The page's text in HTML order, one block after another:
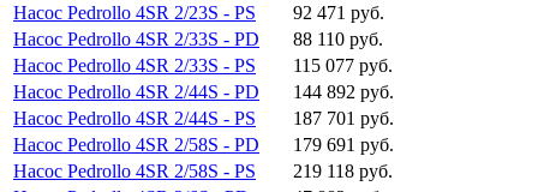
Насос Pedrollo 4SR 2/23S - PS
92 471 руб.
Насос Pedrollo 4SR 2/33S - PD
88 110 руб.
Насос Pedrollo 4SR 2/33S - PS
115 077 руб.
Насос Pedrollo 4SR 2/44S - PD
144 892 руб.
Насос Pedrollo 4SR 2/44S - PS
187 701 руб.
Насос Pedrollo 4SR 2/58S - PD
179 691 руб.
Насос Pedrollo 4SR 2/58S - PS
219 118 руб.